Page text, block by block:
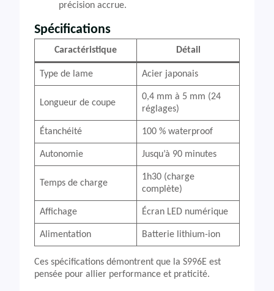
précision accrue.
Spécifications
Caractéristique Détail
Type de lame Acier japonais
Longueur de coupe
0,4 mm à 5 mm (24
réglages)
Étanchéité 100 % waterproof
Autonomie Jusqu’à 90 minutes
Temps de charge
1h30 (charge
complète)
Affichage Écran LED numérique
Alimentation Batterie lithium-ion
Ces spécifications démontrent que la S996E est
pensée pour allier performance et praticité.